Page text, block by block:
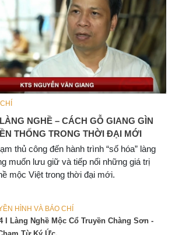
NGHỀ – CÁCH GỖ GIANG GÌN
THỐNG TRONG THỜI ĐẠI MỚI
thủ công đến hành trình “số hóa” làng
muốn lưu giữ và tiếp nối những giá trị
mộc Việt trong thời đại mới.
HÌNH VÀ BÁO CHÍ
I Làng Nghề Mộc Cổ Truyền Chàng Sơn -